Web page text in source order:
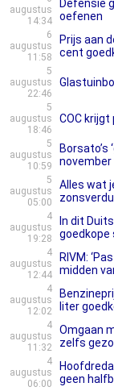
augustus
14:34
Defensie
oefenen
6
augustus
11:58
Prijs aan
cent
5
augustus
22:46
5
augustus
18:46
COC
5
augustus
10:59
Borsato’s
5
augustus
05:00
Alles wat
4
augustus
19:28
In dit
goedkope
4
augustus
12:44
RIVM:
midden
4
augustus
12:02
liter
4
augustus
11:32
Omgaan
zelfs
4
augustus
06:00
geen